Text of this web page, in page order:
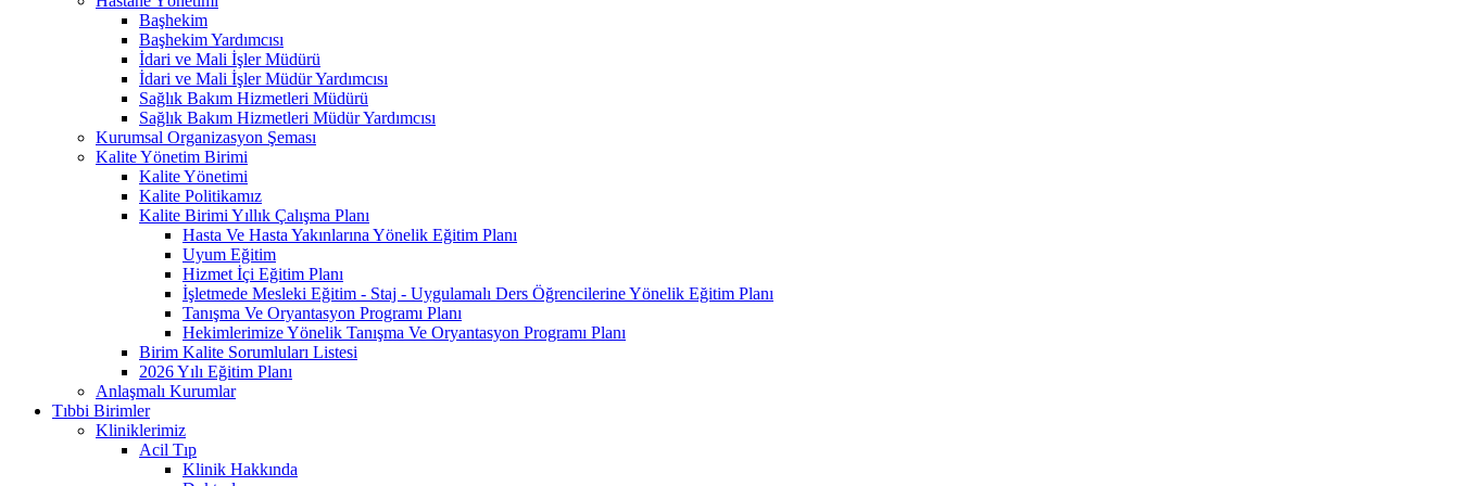
Başhekim
Başhekim Yardımcısı
İdari ve Mali İşler Müdürü
İdari ve Mali İşler Müdür Yardımcısı
Sağlık Bakım Hizmetleri Müdürü
Sağlık Bakım Hizmetleri Müdür Yardımcısı
Kurumsal Organizasyon Şeması
Kalite Yönetim Birimi
Kalite Yönetimi
Kalite Politikamız
Kalite Birimi Yıllık Çalışma Planı
Hasta Ve Hasta Yakınlarına Yönelik Eğitim Planı
Uyum Eğitim
Hizmet İçi Eğitim Planı
İşletmede Mesleki Eğitim - Staj - Uygulamalı Ders Öğrencilerine Yönelik Eğitim Planı
Tanışma Ve Oryantasyon Programı Planı
Hekimlerimize Yönelik Tanışma Ve Oryantasyon Programı Planı
Birim Kalite Sorumluları Listesi
2026 Yılı Eğitim Planı
Anlaşmalı Kurumlar
Tıbbi Birimler
Kliniklerimiz
Acil Tıp
Klinik Hakkında